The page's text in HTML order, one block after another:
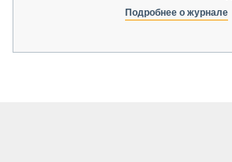
Подробнее о журнале